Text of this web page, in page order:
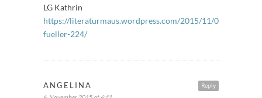
LG Kathrin
https://literaturmaus.wordpress.com/2015/11/06/freitags-
fueller-224/
Reply
ANGELINA